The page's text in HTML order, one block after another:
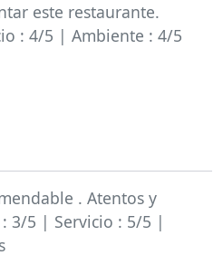
este restaurante.
: 4/5 | Ambiente : 4/5
. Atentos y
3/5 | Servicio : 5/5 |